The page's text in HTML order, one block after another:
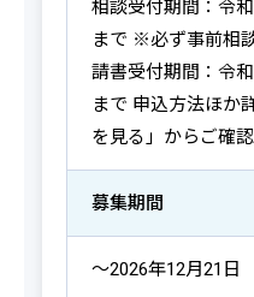
相談受付期間：令
まで ※必ず事前相
請書受付期間：令
まで 申込方法ほか
を見る」からご確認
募集期間
～2026年12月21日